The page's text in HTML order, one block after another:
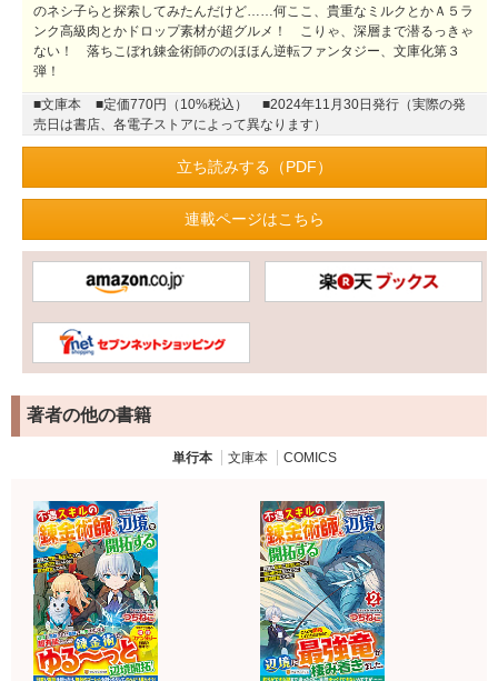
のネシ子らと探索してみたんだけど……何ここ、貴重なミルクとかＡ５ラ
ンク高級肉とかドロップ素材が超グルメ！ こりゃ、深層まで潜るっきゃ
ない！ 落ちこぼれ錬金術師ののほほん逆転ファンタジー、文庫化第３
弾！
■文庫本 ■定価770円（10%税込）
■2024年11月30日発行（実際の発
売日は書店、各電子ストアによって異なります）
立ち読みする（PDF）
連載ページはこちら
著者の他の書籍
単行本 文庫本 COMICS